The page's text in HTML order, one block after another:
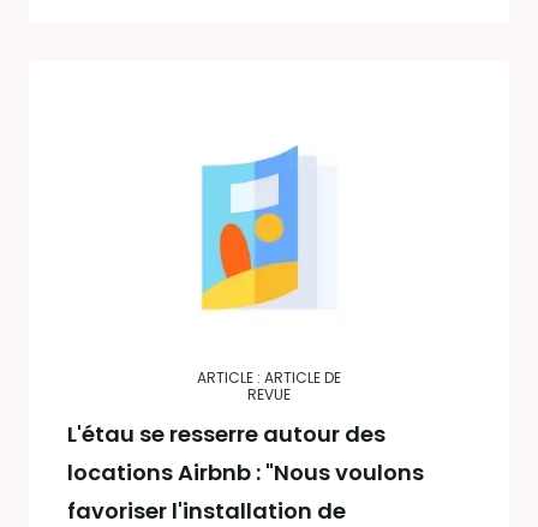
ARTICLE : ARTICLE DE
REVUE
L'étau se resserre autour des
locations Airbnb : "Nous voulons
favoriser l'installation de